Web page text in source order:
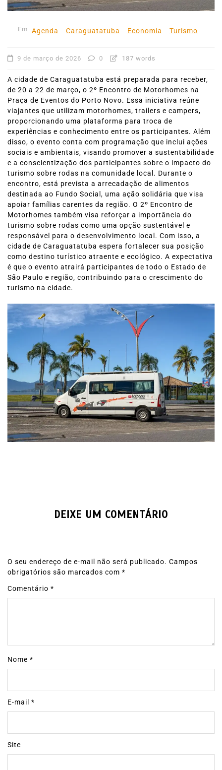
Em Agenda Caraguatatuba Economia Turismo
9 de março de 2026 0 187 words
A cidade de Caraguatatuba está preparada para receber,
de 20 a 22 de março, o 2º Encontro de Motorhomes na
Praça de Eventos do Porto Novo. Essa iniciativa reúne
viajantes que utilizam motorhomes, trailers e campers,
proporcionando uma plataforma para troca de
experiências e conhecimento entre os participantes. Além
disso, o evento conta com programação que inclui ações
sociais e ambientais, visando promover a sustentabilidade
e a conscientização dos participantes sobre o impacto do
turismo sobre rodas na comunidade local. Durante o
encontro, está prevista a arrecadação de alimentos
destinada ao Fundo Social, uma ação solidária que visa
apoiar famílias carentes da região. O 2º Encontro de
Motorhomes também visa reforçar a importância do
turismo sobre rodas como uma opção sustentável e
responsável para o desenvolvimento local. Com isso, a
cidade de Caraguatatuba espera fortalecer sua posição
como destino turístico atraente e ecológico. A expectativa
é que o evento atrairá participantes de todo o Estado de
São Paulo e região, contribuindo para o crescimento do
turismo na cidade.
DEIXE UM COMENTÁRIO
O seu endereço de e-mail não será publicado. Campos
obrigatórios são marcados com *
Comentário *
Nome *
E-mail *
Site